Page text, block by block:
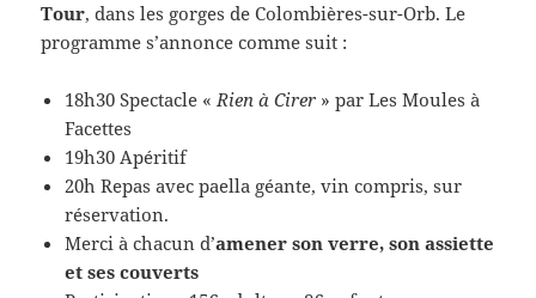
Tour, dans les gorges de Colombières-sur-Orb. Le
programme s’annonce comme suit :
18h30 Spectacle «Rien à Cirer » par Les Moules à
Facettes
19h30 Apéritif
20h Repas avec paella géante, vin compris, sur
réservation.
Merci à chacun d’amener son verre, son assiette
et ses couverts